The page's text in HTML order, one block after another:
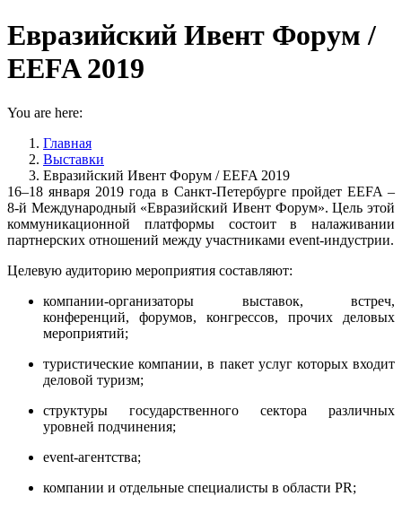
Евразийский Ивент Форум /
EEFA 2019
You are here:
Главная
Выставки
Евразийский Ивент Форум / EEFA 2019
16–18 января 2019 года в Санкт-Петербурге пройдет EEFA –
8-й Международный «Евразийский Ивент Форум». Цель этой
коммуникационной платформы состоит в налаживании
партнерских отношений между участниками event-индустрии.
Целевую аудиторию мероприятия составляют:
компании-организаторы выставок, встреч,
конференций, форумов, конгрессов, прочих деловых
мероприятий;
туристические компании, в пакет услуг которых входит
деловой туризм;
структуры государственного сектора различных
уровней подчинения;
event-агентства;
компании и отдельные специалисты в области PR;